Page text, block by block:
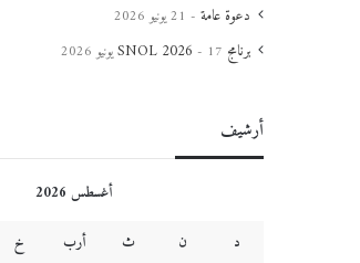
دعوة عامة 21 يونيو 2026
برنامج SNOL 2026 17 يونيو 2026
أرشيف
أغسطس 2026
د
ن ث أرب خ